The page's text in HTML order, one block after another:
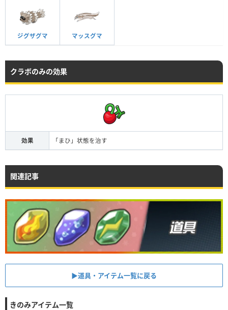
ジグザグマ マッスグマ
クラボのみの効果
効果 「まひ」状態を治す
関連記事
▶︎道具・アイテム一覧に戻る
きのみアイテム一覧